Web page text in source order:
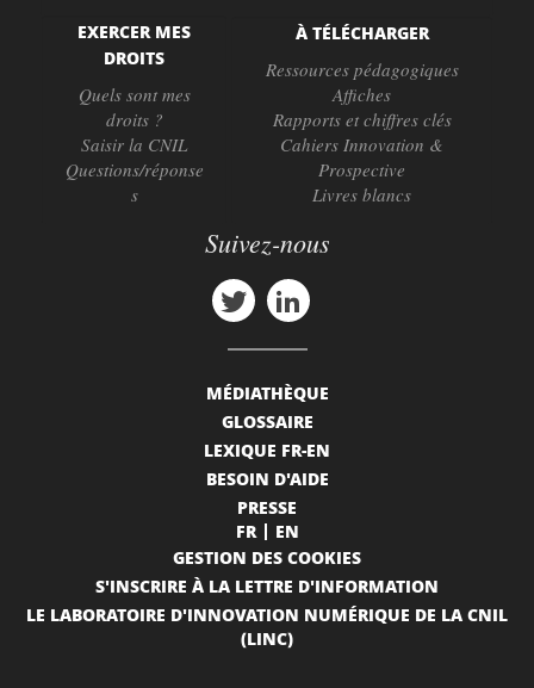
EXERCER MES
DROITS
Quels sont mes
droits ?
Saisir la CNIL
Questions/réponse
s
À TÉLÉCHARGER
Ressources pédagogiques
Affiches
Rapports et chiffres clés
Cahiers Innovation &
Prospective
Livres blancs
Suivez-nous
MÉDIATHÈQUE
GLOSSAIRE
LEXIQUE FR-EN
BESOIN D'AIDE
PRESSE
FR
EN
GESTION DES COOKIES
S'INSCRIRE À LA LETTRE D'INFORMATION
LE LABORATOIRE D'INNOVATION NUMÉRIQUE DE LA CNIL
(LINC)